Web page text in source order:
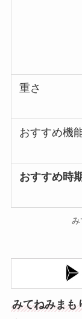
重さ
おすすめ機
おすすめ時
み
みてねみまも